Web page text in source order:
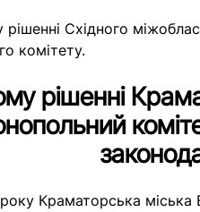
рішенні Східного
комітету.
рішенні
Краматорська